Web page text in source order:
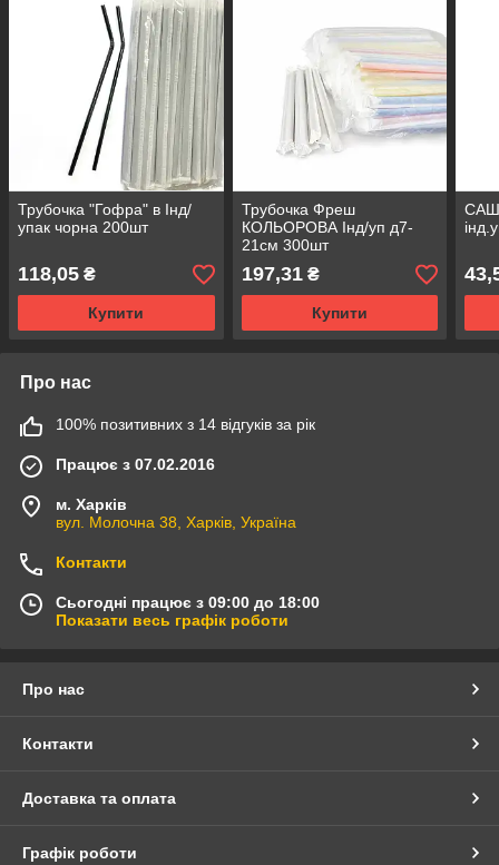
Трубочка "Гофра" в Інд/
упак чорна 200шт
118,05 ₴
Купити
Трубочка Фреш
КОЛЬОРОВА Інд/уп д7-
21см 300шт
197,31₴
Купити
Про нас
100% позитивних з 14 відгуків за рік
Працює з 07.02.2016
м. Харків
вул. Молочна 38, Харків, Україна
Контакти
Сьогодні працює з 09:00 до 18:00
Показати весь графік роботи
Про нас
Контакти
Доставка та оплата
Графік роботи